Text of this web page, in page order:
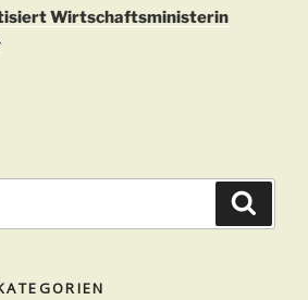
Wirtschaftsministerin